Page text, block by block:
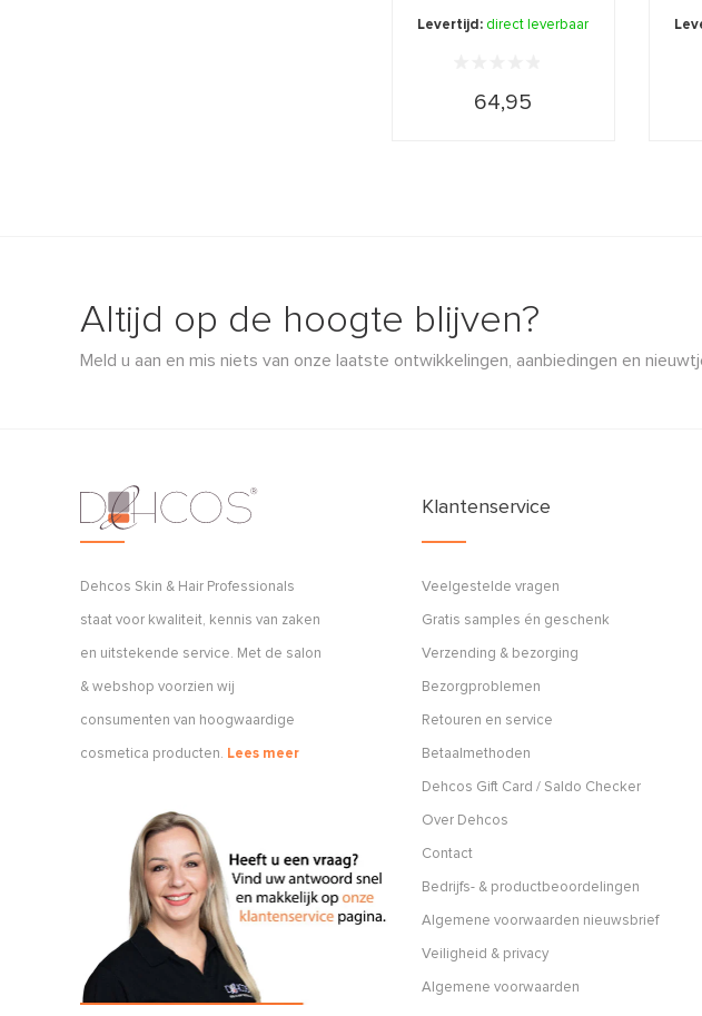
Levertijd: direct leverbaar
64,95
Altijd op de hoogte blijven?
Meld u aan en mis niets van onze laatste ontwikkelingen, aanbiedingen en
Dehcos Skin & Hair Professionals
staat voor kwaliteit, kennis van zaken
en uitstekende service. Met de salon
& webshop voorzien wij
consumenten van hoogwaardige
cosmetica producten. Lees meer
Klantenservice
Veelgestelde vragen
Gratis samples én geschenk
Verzending & bezorging
Bezorgproblemen
Retouren en service
Betaalmethoden
Dehcos Gift Card / Saldo Checker
Over Dehcos
Contact
Bedrijfs- & productbeoordelingen
Algemene voorwaarden nieuwsbrief
Veiligheid & privacy
Algemene voorwaarden